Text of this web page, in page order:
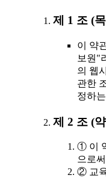
제 1 조 (
이 약
보원"
의 웹
관한
정하
제 2 조 (
① 이
으로
② 교